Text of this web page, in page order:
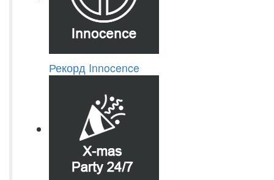
Рекорд Innocence